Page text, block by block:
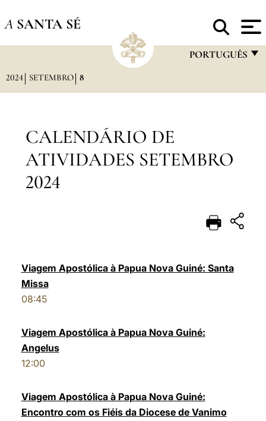
A SANTA SÉ
PORTUGUÊS
POLSKI
中文
2024 SETEMBRO 8
CALENDÁRIO DE
ATIVIDADES SETEMBRO
2024
Viagem Apostólica à Papua Nova Guiné: Santa
Missa
08:45
Viagem Apostólica à Papua Nova Guiné:
Angelus
12:00
Viagem Apostólica à Papua Nova Guiné:
Encontro com os Fiéis da Diocese de Vanimo